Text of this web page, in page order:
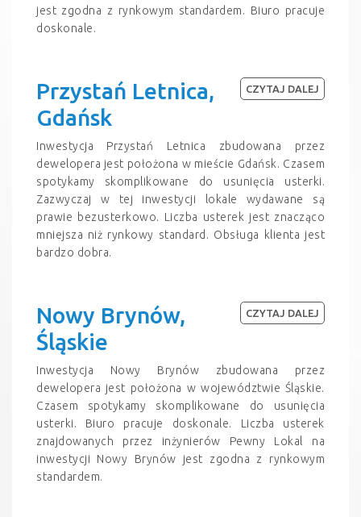
jest zgodna z rynkowym standardem. Biuro pracuje
doskonale.
Przystań Letnica,
Gdańsk
Inwestycja Przystań Letnica zbudowana przez
dewelopera jest położona w mieście Gdańsk. Czasem
spotykamy skomplikowane do usunięcia usterki.
Zazwyczaj w tej inwestycji lokale wydawane są
prawie bezusterkowo. Liczba usterek jest znacząco
mniejsza niż rynkowy standard. Obsługa klienta jest
bardzo dobra.
CZYTAJ DALEJ
Nowy Brynów,
Śląskie
Inwestycja Nowy Brynów zbudowana przez
dewelopera jest położona w województwie Śląskie.
Czasem spotykamy skomplikowane do usunięcia
usterki. Biuro pracuje doskonale. Liczba usterek
znajdowanych przez inżynierów Pewny Lokal na
inwestycji Nowy Brynów jest zgodna z rynkowym
standardem.
CZYTAJ DALEJ